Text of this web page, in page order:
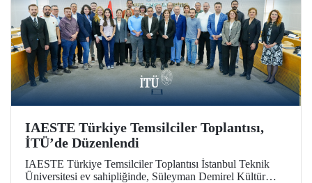
IAESTE Türkiye Temsilciler Toplantısı,
İTÜ’de Düzenlendi
IAESTE Türkiye Temsilciler Toplantısı İstanbul Teknik
Üniversitesi ev sahipliğinde, Süleyman Demirel Kültür